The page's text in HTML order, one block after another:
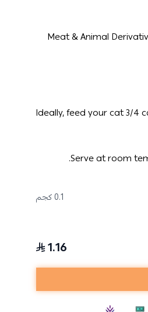
Meat & Animal
Ideally, feed your cat 3/4
Serve at room
0.1 كجم
1.16